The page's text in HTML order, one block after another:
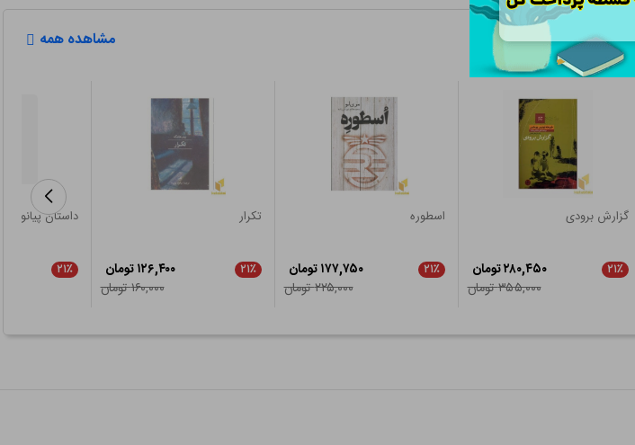
مشاهده همه
گزارش برودی
۲۱٪
۲۸۰,۴۵۰ تومان
۳۵۵,۰۰۰ تومان
اسطوره
۲۱٪
۱۷۷,۷۵۰ تومان
۲۲۵,۰۰۰ تومان
تکرار
۲۱٪
۱۲۶,۴۰۰ تومان
۱۶۰,۰۰۰ تومان
داستان پیانو
۲۱٪